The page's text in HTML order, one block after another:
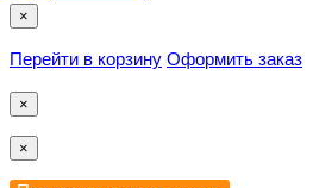
×
Перейти в корзину Оформить заказ
×
×